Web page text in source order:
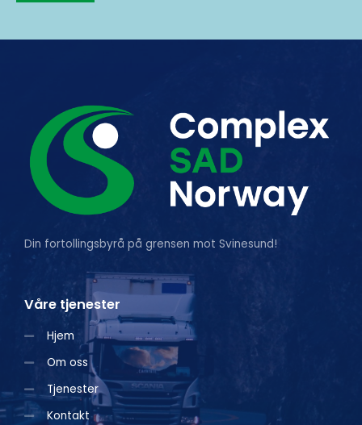
Din fortollingsbyrå på grensen mot Svinesund!
Våre tjenester
Hjem
Om oss
Tjenester
Kontakt